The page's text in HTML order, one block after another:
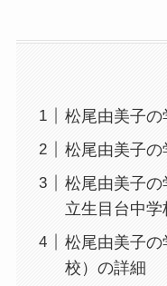
松尾由美子の
松尾由美子
松尾由美子
立生目台中
松尾由美子
校）の詳細